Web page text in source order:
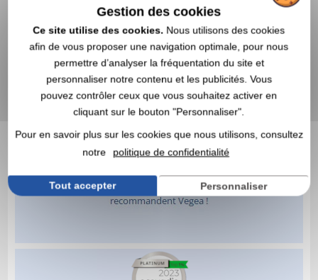
Gestion des cookies
Ce site utilise des cookies. Nous utilisons des cookies
afin de vous proposer une navigation optimale, pour nous
permettre d’analyser la fréquentation du site et
personnaliser notre contenu et les publicités. Vous
pouvez contrôler ceux que vous souhaitez activer en
cliquant sur le bouton "Personnaliser".
Pour en savoir plus sur les cookies que nous utilisons, consultez
notre
politique de confidentialité
Tout accepter Personnaliser